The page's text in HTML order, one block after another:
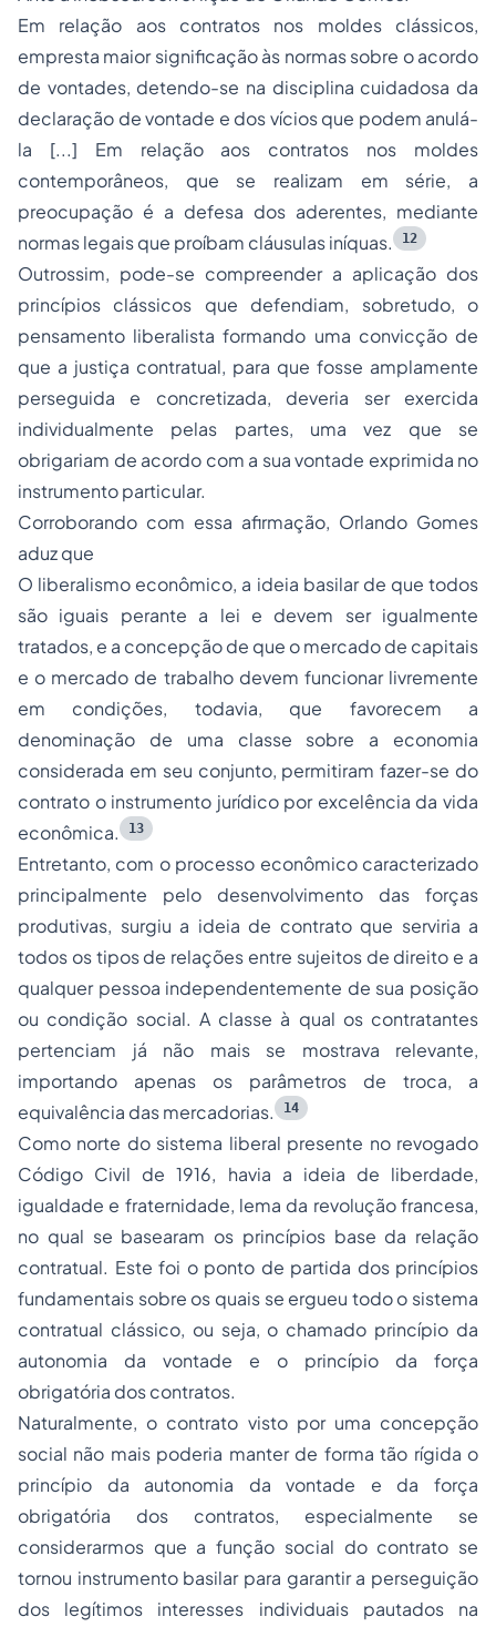
Em relação aos contratos nos moldes clássicos,
empresta maior significação às normas sobre o acordo
de vontades, detendo-se na disciplina cuidadosa da
declaração de vontade e dos vícios que podem anulá-
la [...] Em relação aos contratos nos moldes
contemporâneos, que se realizam em série, a
preocupação é a defesa dos aderentes, mediante
normas legais que proíbam cláusulas iníquas.
12
Outrossim, pode-se compreender a aplicação dos
princípios clássicos que defendiam, sobretudo, o
pensamento liberalista formando uma convicção de
que a justiça contratual, para que fosse amplamente
perseguida e concretizada, deveria ser exercida
individualmente pelas partes, uma vez que se
obrigariam de acordo com a sua vontade exprimida no
instrumento particular.
Corroborando com essa afirmação, Orlando Gomes
aduz que
O liberalismo econômico, a ideia basilar de que todos
são iguais perante a lei e devem ser igualmente
tratados, e a concepção de que o mercado de capitais
e o mercado de trabalho devem funcionar livremente
em condições, todavia, que favorecem a
denominação de uma classe sobre a economia
considerada em seu conjunto, permitiram fazer-se do
contrato o instrumento jurídico por excelência da vida
econômica.
13
Entretanto, com o processo econômico caracterizado
principalmente pelo desenvolvimento das forças
produtivas, surgiu a ideia de contrato que serviria a
todos os tipos de relações entre sujeitos de direito e a
qualquer pessoa independentemente de sua posição
ou condição social. A classe à qual os contratantes
pertenciam já não mais se mostrava relevante,
importando apenas os parâmetros de troca, a
equivalência das mercadorias.
14
Como norte do sistema liberal presente no revogado
Código Civil de 1916, havia a ideia de liberdade,
igualdade e fraternidade, lema da revolução francesa,
no qual se basearam os princípios base da relação
contratual. Este foi o ponto de partida dos princípios
fundamentais sobre os quais se ergueu todo o sistema
contratual clássico, ou seja, o chamado princípio da
autonomia da vontade e o princípio da força
obrigatória dos contratos.
Naturalmente, o contrato visto por uma concepção
social não mais poderia manter de forma tão rígida o
princípio da autonomia da vontade e da força
obrigatória dos contratos, especialmente se
considerarmos que a função social do contrato se
tornou instrumento basilar para garantir a perseguição
dos legítimos interesses individuais pautados na